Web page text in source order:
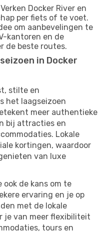
Verken Docker River en
per fiets of te voet.
om aanbevelingen te
kantoren en de
de beste routes.
in Docker
stilte en
het laagseizoen
meer authentieke
bij attracties en
Lokale
kortingen, waardoor
van luxe
de kans om te
ervaring en je op
met de lokale
je van meer flexibiliteit
tours en